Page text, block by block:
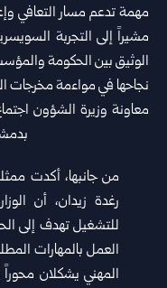
مهمة تدعم مسار التعافي
مشيراً إلى التجربة
الوثيق بين الحكومة
نجاحها في مواءمة مخرجات
من جانبها، أكدت
رغدة زيدان، أن
للتشغيل تهدف إلى
العمل بالمهارات
المهني يشكلان